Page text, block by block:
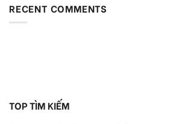
RECENT COMMENTS
TOP TÌM KIẾM